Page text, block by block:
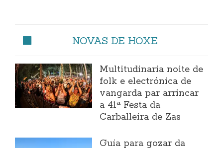
NOVAS DE HOXE
Multitudinaria noite de
folk e electrónica de
vangarda par arrincar
a 41ª Festa da
Carballeira de Zas
Guía para gozar da